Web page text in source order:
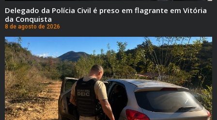
Delegado da Polícia Civil é preso em flagrante em Vitória
da Conquista
8 de agosto de 2026